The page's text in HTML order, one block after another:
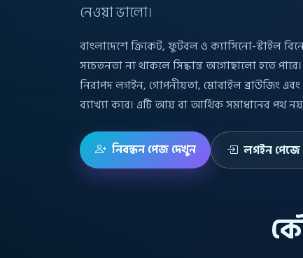
নেওয়া ভালো।
বাংলাদেশে ক্রিকেট, ফুটবল ও ক্যাসিনো-স্টাইল
সচেতনতা না থাকলে সিদ্ধান্ত অগোছালো হতে
নিরাপদ লগইন, গোপনীয়তা, মোবাইল ব্রাউজিং এবং
ব্যাখ্যা করে। এটি আয় বা আর্থিক সমাধানের পথ
নিবন্ধন পেজ দেখুন লগইন পেজে